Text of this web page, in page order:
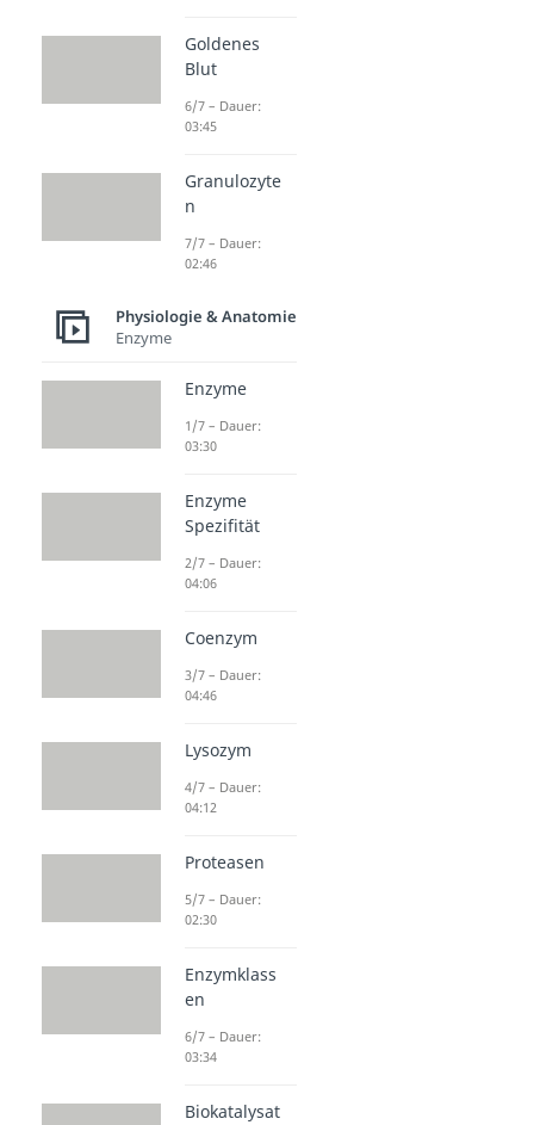
Goldenes
Blut
6/7 – Dauer:
03:45
Granulozyte
n
7/7 – Dauer:
02:46
Physiologie & Anatomie
Enzyme
Enzyme
1/7 – Dauer:
03:30
Enzyme
Spezifität
2/7 – Dauer:
04:06
Coenzym
3/7 – Dauer:
04:46
Lysozym
4/7 – Dauer:
04:12
Proteasen
5/7 – Dauer:
02:30
Enzymklass
en
6/7 – Dauer:
03:34
Biokatalysat